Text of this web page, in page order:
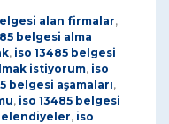
alan firmalar,
belgesi alma
, iso 13485 belgesi
istiyorum, iso
belgesi aşamaları,
, iso 13485 belgesi
, iso